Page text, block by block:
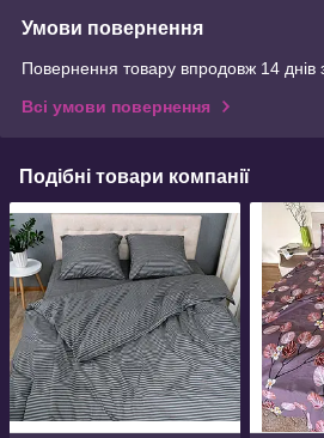
Умови повернення
Повернення товару впродовж 14 днів
Всі умови повернення
Подібні товари компанії